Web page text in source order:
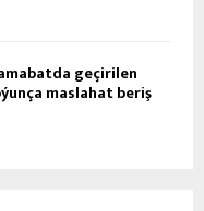
geçirilen
maslahat beriş